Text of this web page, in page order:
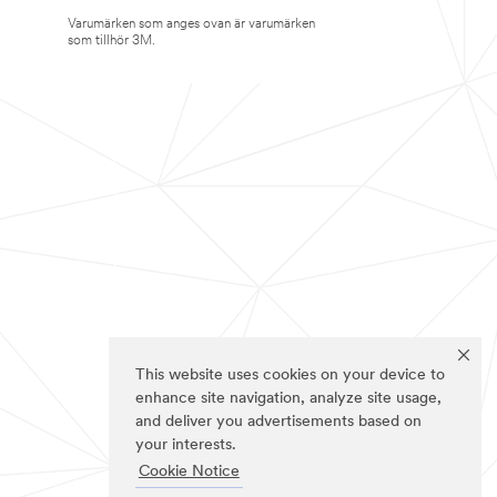
This website uses cookies on your device to
enhance site navigation, analyze site usage,
and deliver you advertisements based on
your interests.
Cookie Notice
Varumärken som anges ovan är varumärken
som tillhör 3M.